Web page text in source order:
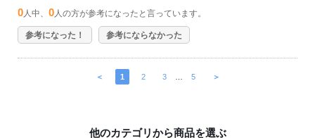
0 人中、 0 人の方が参考になったと言っています。
参考になった！ 参考にならなかった
＜ 1 2 3 … 5 ＞
他のカテゴリから商品を選ぶ